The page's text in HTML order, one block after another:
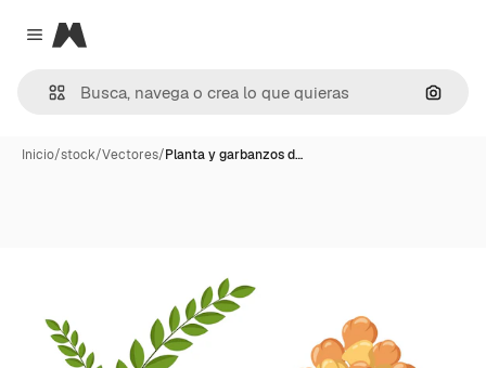
Close menu
Magnific
Inicio/stock/Vectores/Planta y garbanzos d…